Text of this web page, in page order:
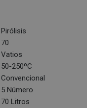
Pirólisis
70
Vatios
50-250ºC
Convencional
5 Número
70 Litros